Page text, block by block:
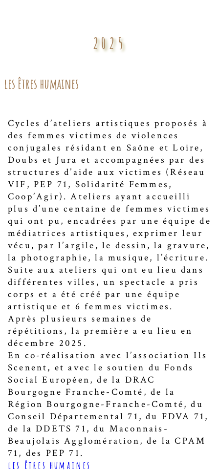
2025
les êtres humaines
Cycles d’ateliers artistiques proposés à
des femmes victimes de violences
conjugales résidant en Saône et Loire,
Doubs et Jura et accompagnées par des
structures d’aide aux victimes (Réseau
VIF, PEP 71, Solidarité Femmes,
Coop’Agir). Ateliers ayant accueilli
plus d’une centaine de femmes victimes
qui ont pu, encadrées par une équipe de
médiatrices artistiques, exprimer leur
vécu, par l’argile, le dessin, la gravure,
la photographie, la musique, l’écriture.
Suite aux ateliers qui ont eu lieu dans
différentes villes, un spectacle a pris
corps et a été créé par une équipe
artistique et 6 femmes victimes.
Après plusieurs semaines de
répétitions, la première a eu lieu en
décembre 2025.
En co-réalisation avec l’association Ils
Scenent, et avec le soutien du Fonds
Social Européen, de la DRAC
Bourgogne Franche-Comté, de la
Région Bourgogne-Franche-Comté, du
Conseil Départemental 71, du FDVA 71,
de la DDETS 71, du Maconnais-
Beaujolais Agglomération, de la CPAM
71, des PEP 71.
les êtres humaines